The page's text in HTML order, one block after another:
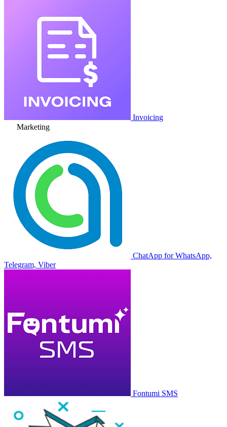
Invoicing
Marketing
ChatApp for WhatsApp,
Telegram, Viber
Fontumi SMS